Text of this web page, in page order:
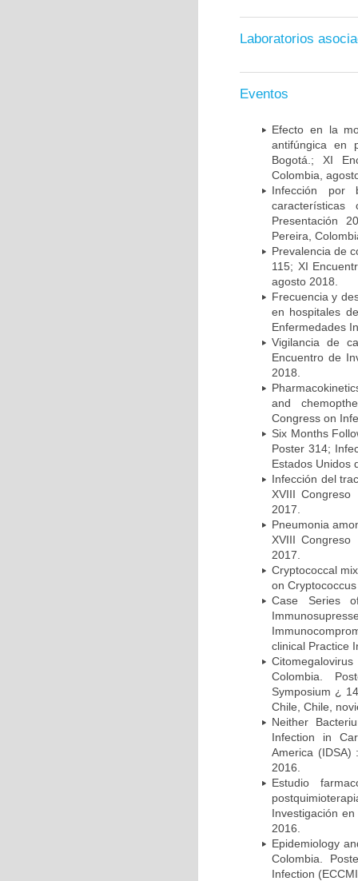
Laboratorios
Eventos
Efecto en la
antifúngica en
Bogotá.; XI
Colombia,
Infección por
Presentación
Pereira,
Prevalencia de
115; XI
agosto 2018.
Frecuencia y
en hospitales
Enfermedades
Vigilancia de
Encuentro de
2018.
and
Congress on
Six Months
Poster 314;
Estados Unidos
Infección del
XVIII
2017.
Pneumonia
XVIII
2017.
Cryptococcal
on
Case Series
clinical Practice
Colombia.
Symposium ¿
Chile, Chile,
Neither
Infection in
America (IDSA)
2016.
Estudio
Investigación
2016.
Epidemiology
Colombia.
Infection